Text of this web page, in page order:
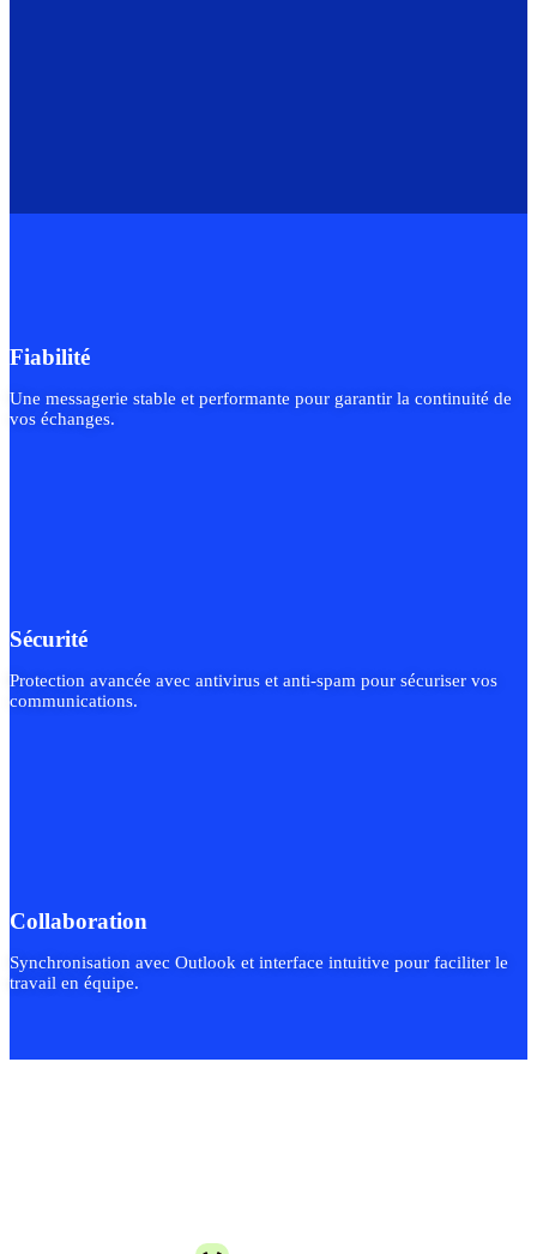
Fiabilité
Une messagerie stable et performante pour garantir la continuité de
vos échanges.
Sécurité
Protection avancée avec antivirus et anti-spam pour sécuriser vos
communications.
Collaboration
Synchronisation avec Outlook et interface intuitive pour faciliter le
travail en équipe.